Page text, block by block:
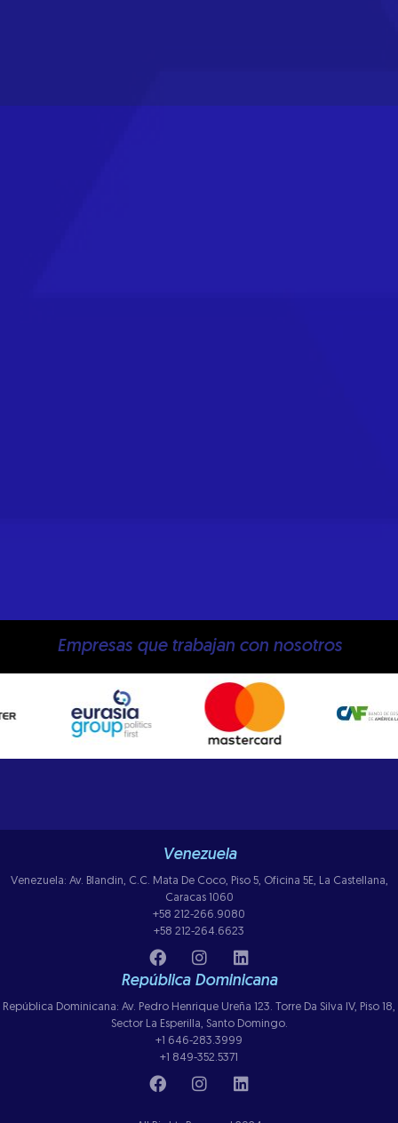
Empresas que trabajan con nosotros
Venezuela
Venezuela: Av. Blandin, C.C. Mata De Coco, Piso 5, Oficina 5E, La Castellana,
Caracas 1060
+58 212-266.9080
+58 212-264.6623
República Dominicana
República Dominicana: Av. Pedro Henrique Ureña 123. Torre Da Silva IV, Piso 18,
Sector La Esperilla, Santo Domingo.
+1 646-283.3999
+1 849-352.5371